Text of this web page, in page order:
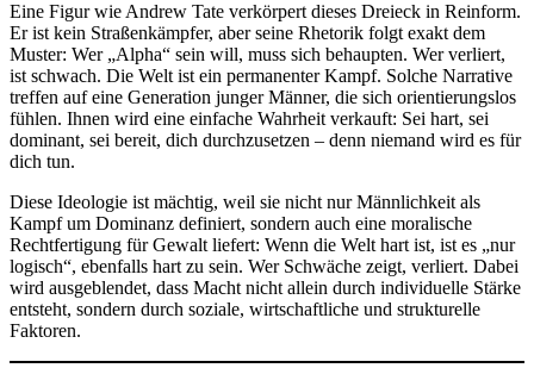
Eine Figur wie Andrew Tate verkörpert dieses Dreieck in Reinform.
Er ist kein Straßenkämpfer, aber seine Rhetorik folgt exakt dem
Muster: Wer „Alpha“ sein will, muss sich behaupten. Wer verliert,
ist schwach. Die Welt ist ein permanenter Kampf. Solche Narrative
treffen auf eine Generation junger Männer, die sich orientierungslos
fühlen. Ihnen wird eine einfache Wahrheit verkauft: Sei hart, sei
dominant, sei bereit, dich durchzusetzen – denn niemand wird es für
dich tun.
Diese Ideologie ist mächtig, weil sie nicht nur Männlichkeit als
Kampf um Dominanz definiert, sondern auch eine moralische
Rechtfertigung für Gewalt liefert: Wenn die Welt hart ist, ist es „nur
logisch“, ebenfalls hart zu sein. Wer Schwäche zeigt, verliert. Dabei
wird ausgeblendet, dass Macht nicht allein durch individuelle Stärke
entsteht, sondern durch soziale, wirtschaftliche und strukturelle
Faktoren.